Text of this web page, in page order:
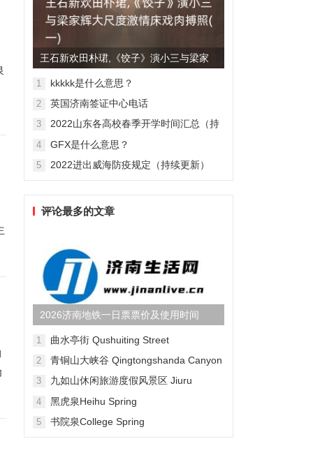
王石新欢田朴珺,《饺子》演小三与梁家
辉大尺度激情床戏肉搏照(...
1 kkkkk是什么意思？
2 英国济南签证中心电话
3
2022山东各高校春季开学时间汇总（持
4 GFX是什么意思？
5 2022进出威海防疫规定（持续更新）
评论最多的文章
2026济南地铁一日票票价及使用时间
1 曲水亭街 Qushuiting Street
2 青铜山大峡谷 Qingtongshanda Canyon
3
九如山休闲旅游度假风景区 Jiuru
4 黑虎泉Heihu Spring
5 书院泉College Spring